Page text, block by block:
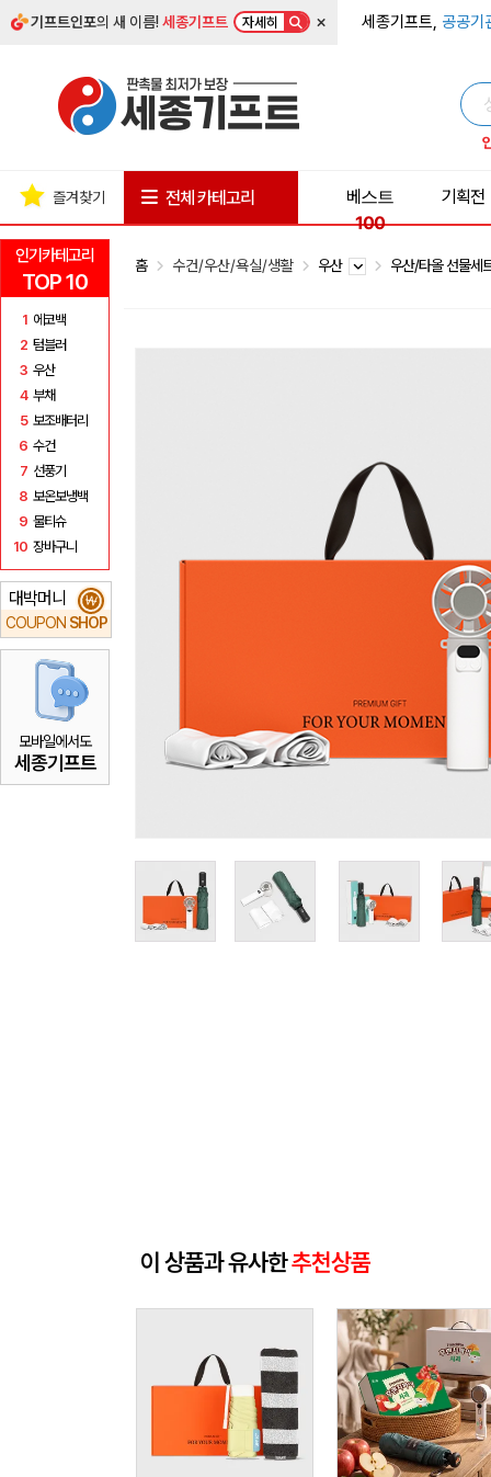
기프트인포의 새 이름!세종기프트 자세히 × 세종기프트, 공공기
인기카테고리
TOP 10
1 에코백
2 텀블러
3 우산
4 부채
5 보조배터리
6 수건
7 선풍기
8 보온보냉백
9 물티슈
10 장바구니
대박머니
COUPON SHOP
₩
모바일에서도
세종기프트
즐겨찾기 전체 카테고리
베스트
100
기획전
홈 수건/우산/욕실/생활 우산 우산/타올 선물세
이 상품과 유사한추천상품